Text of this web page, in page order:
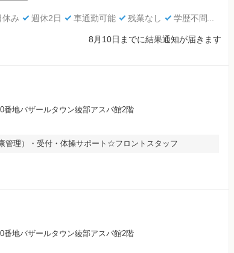
休み 週休2日 車通勤可能 残業なし 学歴不問
8月10日までに結果通知が届きます
番地バザールタウン綾部アスパ館2階
管理）・受付・体操サポート☆フロントスタッフ
番地バザールタウン綾部アスパ館2階